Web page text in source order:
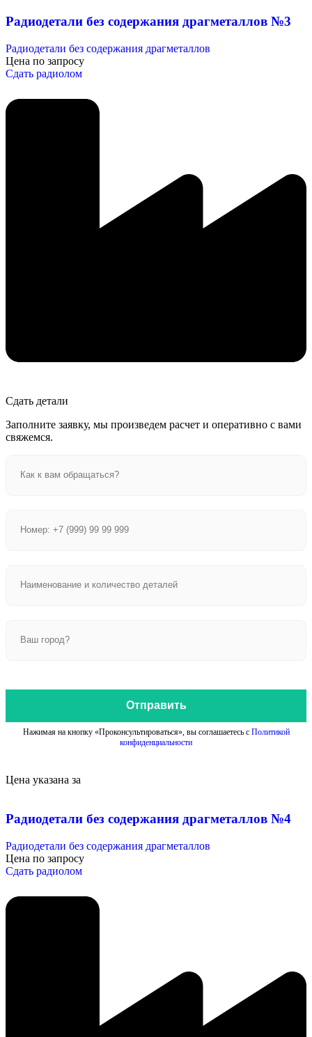
Радиодетали без содержания драгметаллов №3
Радиодетали без содержания драгметаллов
Цена по запросу
Сдать радиолом
Сдать детали
Заполните заявку, мы произведем расчет и оперативно с вами
свяжемся.
Отправить
Нажимая на кнопку «Проконсультироваться», вы соглашаетесь с Политикой
конфиденциальности
Цена указана за
Радиодетали без содержания драгметаллов №4
Радиодетали без содержания драгметаллов
Цена по запросу
Сдать радиолом